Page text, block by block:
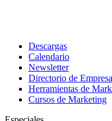
Descargas
Calendario
Newsletter
Directorio de
Herramientas de
Cursos de Marketing